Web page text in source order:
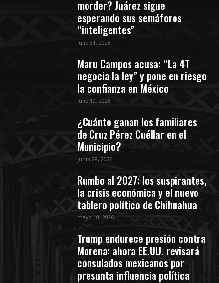
morder? Juárez sigue
esperando sus semáforos
“inteligentes”
julio 31, 2026
Maru Campos acusa: “La 4T
negocia la ley” y pone en riesgo
la confianza en México
julio 10, 2026
¿Cuánto ganan los familiares
de Cruz Pérez Cuéllar en el
Municipio?
junio 28, 2026
Rumbo al 2027: los suspirantes,
la crisis económica y el nuevo
tablero político de Chihuahua
mayo 10, 2026
Trump endurece presión contra
Morena: ahora EE.UU. revisará
consulados mexicanos por
presunta influencia política